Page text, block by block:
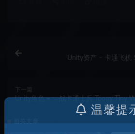
Unity资产 – 卡通飞机
下一篇
Unity角色 – 一战卡通士兵 Toony Tiny
温馨提